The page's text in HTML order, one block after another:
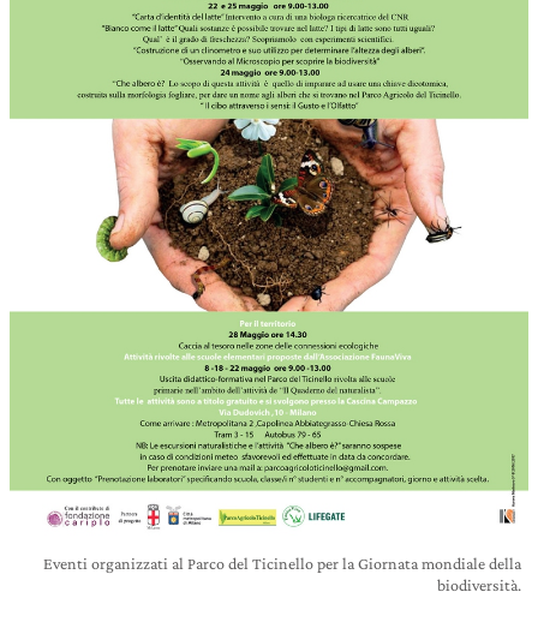
Eventi organizzati al Parco del Ticinello per la Giornata mondiale della
biodiversità.